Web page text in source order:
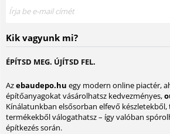
Kik vagyunk mi?
ÉPÍTSD MEG. ÚJÍTSD FEL.
Azebaudepo.hu egy modern online piactér,
építőanyagokat vásárolhatsz kedvezményes,
Kínálatunkban elsősorban elfevő
termékekből válogathatsz – így valóban
építkezés során.